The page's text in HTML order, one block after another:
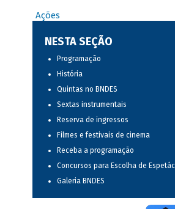
Ações
NESTA SEÇÃO
Programação
História
Quintas no BNDES
Sextas instrumentais
Reserva de ingressos
Filmes e festivais de cinema
Receba a programação
Concursos para Escolha de
Galeria BNDES